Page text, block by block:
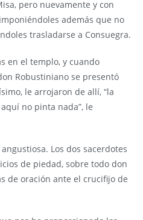
pero nuevamente y con
además que no
trasladarse a Consuegra.
en el templo, y cuando
Robustiniano se presentó
le arrojaron de allí, “la
no pinta nada”, le
Los dos sacerdotes
de piedad, sobre todo don
de oración ante el crucifijo de